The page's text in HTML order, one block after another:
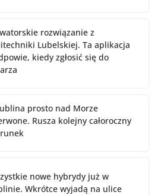
rozwiązanie z
Lubelskiej. Ta aplikacja
kiedy zgłosić się do
prosto nad Morze
Rusza kolejny całoroczny
nowe hybrydy już w
Wkrótce wyjadą na ulice